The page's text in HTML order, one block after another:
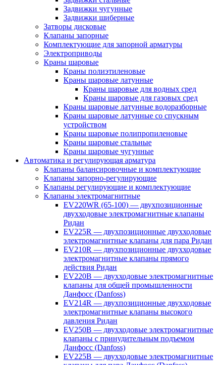
Задвижки чугунные
Задвижки шиберные
Затворы дисковые
Клапаны запорные
Комплектующие для запорной арматуры
Электроприводы
Краны шаровые
Краны полиэтиленовые
Краны шаровые латунные
Краны шаровые для водных сред
Краны шаровые для газовых сред
Краны шаровые латунные водоразборные
Краны шаровые латунные со спускным
устройством
Краны шаровые полипропиленовые
Краны шаровые стальные
Краны шаровые чугунные
Автоматика и регулирующая арматура
Клапаны балансировочные и комплектующие
Клапаны запорно-регулирующие
Клапаны регулирующие и комплектующие
Клапаны электромагнитные
EV220WR (65-100) — двухпозиционные
двухходовые электромагнитные клапаны
Ридан
EV225R — двухпозиционные двухходовые
электромагнитные клапаны для пара Ридан
EV210R — двухпозиционные двухходовые
электромагнитные клапаны прямого
действия Ридан
EV220B — двухходовые электромагнитные
клапаны для общей промышленности
Данфосс (Danfoss)
EV214R — двухпозиционные двухходовые
электромагнитные клапаны высокого
давления Ридан
EV250B — двухходовые электромагнитные
клапаны с принудительным подъемом
Данфосс (Danfoss)
EV225B — двухходовые электромагнитные